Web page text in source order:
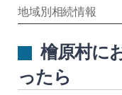
地域別相続情報
檜原村に
ったら